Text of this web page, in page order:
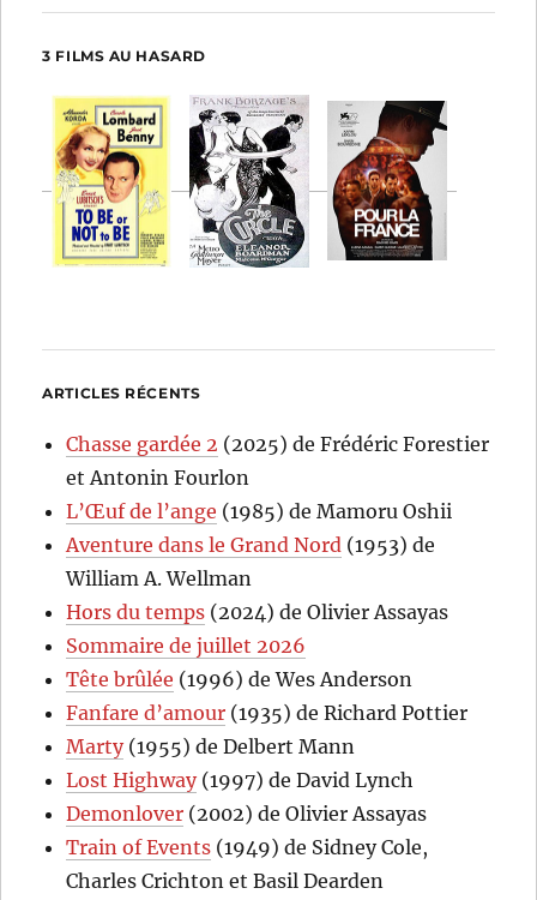
3 FILMS AU HASARD
ARTICLES RÉCENTS
Chasse gardée 2 (2025) de Frédéric Forestier
et Antonin Fourlon
L’Œuf de l’ange (1985) de Mamoru Oshii
Aventure dans le Grand Nord (1953) de
William A. Wellman
Hors du temps (2024) de Olivier Assayas
Sommaire de juillet 2026
Tête brûlée (1996) de Wes Anderson
Fanfare d’amour (1935) de Richard Pottier
Marty(1955) de Delbert Mann
Lost Highway(1997) de David Lynch
Demonlover (2002) de Olivier Assayas
Train of Events (1949) de Sidney Cole,
Charles Crichton et Basil Dearden